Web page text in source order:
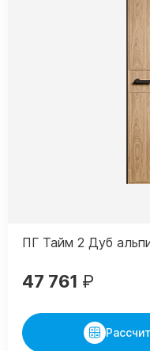
ПГ Тайм 2 Дуб
47 761 ₽